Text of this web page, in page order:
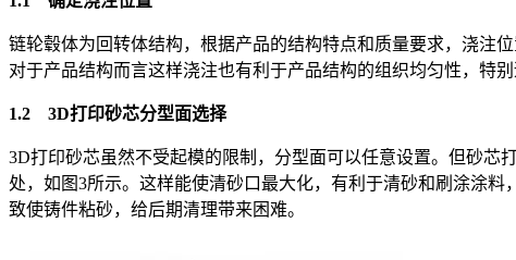
链轮毂体为回转体结构，根据产品的结构特点和质量要求，浇注
对于产品结构而言这样浇注也有利于产品结构的组织均匀性，特
1.2 3D打印砂芯分型面选择
3D打印砂芯虽然不受起模的限制，分型面可以任意设置。但砂芯
处，如图3所示。这样能使清砂口最大化，有利于清砂和刷涂涂
致使铸件粘砂，给后期清理带来困难。